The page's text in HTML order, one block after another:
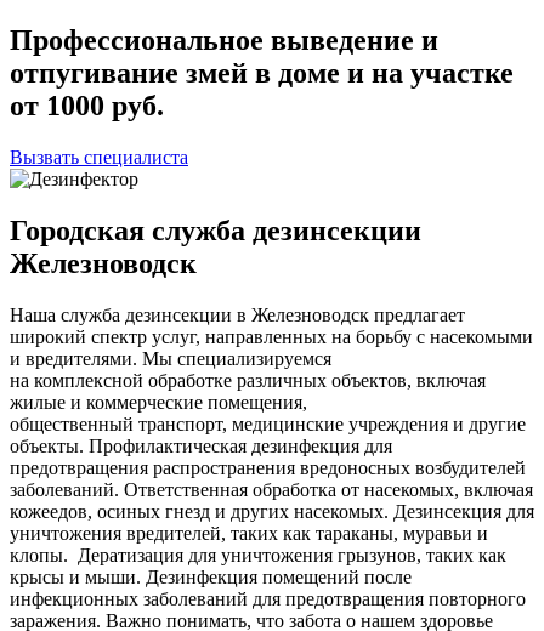
Профессиональное выведение и
отпугивание змей в доме и на участке
от 1000 руб.
Вызвать специалиста
Городская служба дезинсекции
Железноводск
Наша служба дезинсекции в Железноводск предлагает
широкий спектр услуг, направленных на борьбу с насекомыми
и вредителями. Мы специализируемся
на комплексной обработке различных объектов, включая
жилые и коммерческие помещения,
общественный транспорт, медицинские учреждения и другие
объекты. Профилактическая дезинфекция для
предотвращения распространения вредоносных возбудителей
заболеваний. Ответственная обработка от насекомых, включая
кожеедов, осиных гнезд и других насекомых. Дезинсекция для
уничтожения вредителей, таких как тараканы, муравьи и
клопы. Дератизация для уничтожения грызунов, таких как
крысы и мыши. Дезинфекция помещений после
инфекционных заболеваний для предотвращения повторного
заражения. Важно понимать, что забота о нашем здоровье